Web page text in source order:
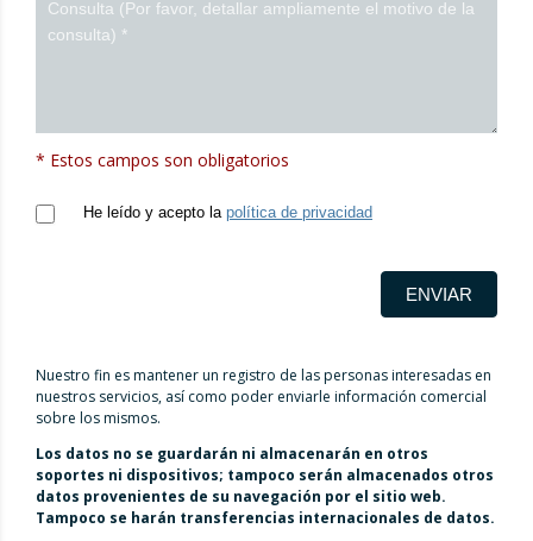
* Estos campos son obligatorios
He leído y acepto la política de privacidad
Nuestro fin es mantener un registro de las personas interesadas en
nuestros servicios, así como poder enviarle información comercial
sobre los mismos.
Los datos no se guardarán ni almacenarán en otros
soportes ni dispositivos; tampoco serán almacenados otros
datos provenientes de su navegación por el sitio web.
Tampoco se harán transferencias internacionales de datos.
ENVIAR